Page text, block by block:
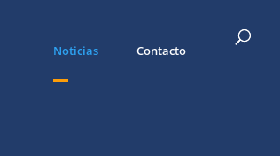
Noticias Contacto